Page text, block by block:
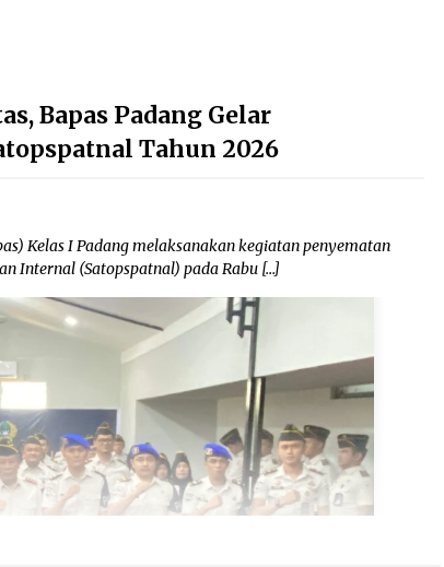
Bapas Padang Gelar
Tahun 2026
Kelas I Padang melaksanakan kegiatan penyematan
Internal (Satopspatnal) pada Rabu […]